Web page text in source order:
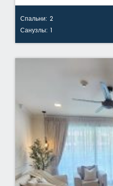
Спальни: 2
Санузлы: 1